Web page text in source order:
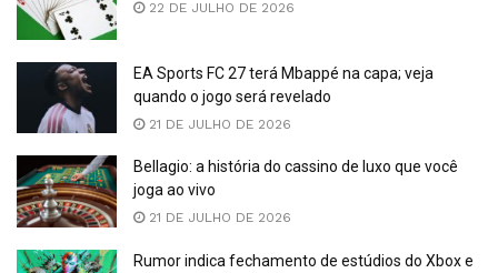
22 DE JULHO DE 2026
EA Sports FC 27 terá Mbappé na capa; veja
quando o jogo será revelado
21 DE JULHO DE 2026
Bellagio: a história do cassino de luxo que você
joga ao vivo
21 DE JULHO DE 2026
Rumor indica fechamento de estúdios do Xbox e